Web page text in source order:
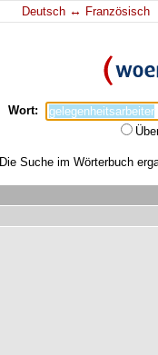
Deutsch ↔ Französisch
Wort:
Die Suche im Wörterbuch